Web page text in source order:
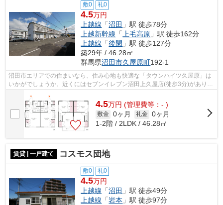
敷0 礼0
4.5万円
上越線 「沼田 」駅 徒歩78分
上越新幹線 「 上毛高原 」駅 徒歩162分
上越線 「後閑 」駅 徒歩127分
築29年 / 46.28㎡
群馬県沼田市久屋原町192-1
沼田市エリアでの住まいなら、住み心地も快適な「タウンハイツ久屋原」は
いかがでしょうか。近くにはセブンイレブン沼田上久屋店(徒歩3分)がありち
ょっとした買い物に便利です。快適な...
4.5万円 (管理費等：- )
敷金 0ヶ月 礼金 0ヶ月
1-2階 / 2LDK / 46.28㎡
賃貸 | 一戸建て コスモス団地
敷0 礼0
4.5万円
上越線 「沼田 」駅 徒歩49分
上越線 「岩本 」駅 徒歩97分